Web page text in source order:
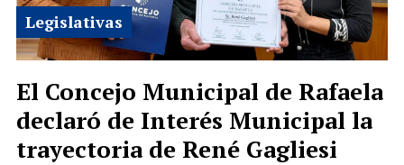
El Concejo Municipal de Rafaela
declaró de Interés Municipal la
trayectoria de René Gagliesi
Legislativas